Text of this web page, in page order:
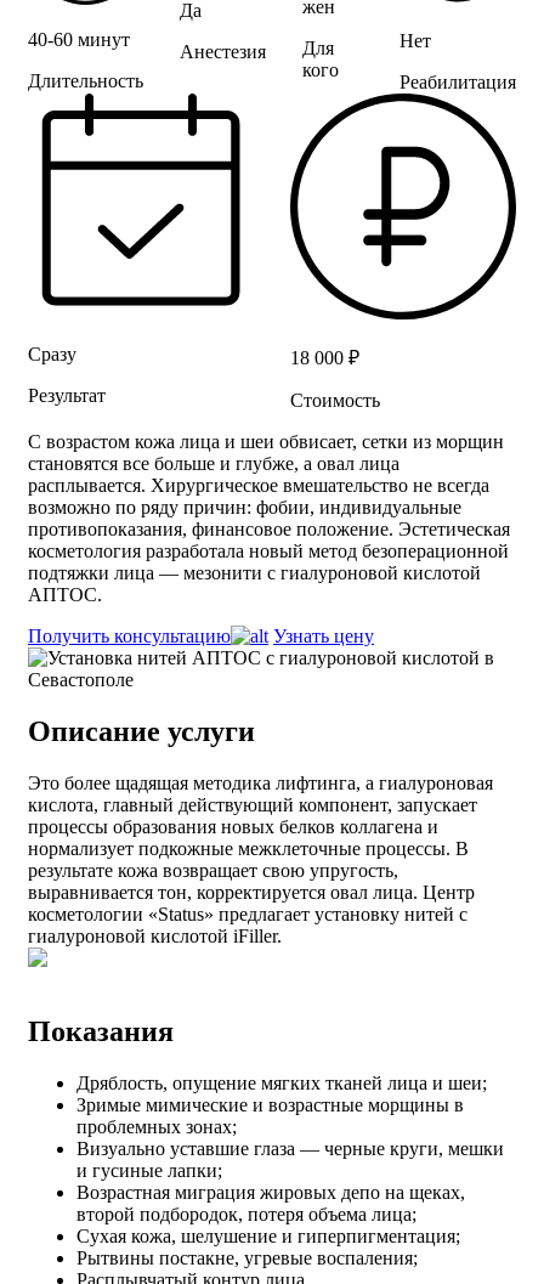
40-60 минут
Длительность
Да
Анестезия
жен
Для
кого
Нет
Реабилитация
Сразу
Результат
18 000 ₽
Стоимость
С возрастом кожа лица и шеи обвисает, сетки из морщин
становятся все больше и глубже, а овал лица
расплывается. Хирургическое вмешательство не всегда
возможно по ряду причин: фобии, индивидуальные
противопоказания, финансовое положение. Эстетическая
косметология разработала новый метод безоперационной
подтяжки лица — мезонити с гиалуроновой кислотой
АПТОС.
Получить консультацию
Узнать цену
Описание услуги
Это более щадящая методика лифтинга, а гиалуроновая
кислота, главный действующий компонент, запускает
процессы образования новых белков коллагена и
нормализует подкожные межклеточные процессы. В
результате кожа возвращает свою упругость,
выравнивается тон, корректируется овал лица. Центр
косметологии «Status» предлагает установку нитей с
гиалуроновой кислотой iFiller.
Показания
Дряблость, опущение мягких тканей лица и шеи;
Зримые мимические и возрастные морщины в
проблемных зонах;
Визуально уставшие глаза — черные круги, мешки
и гусиные лапки;
Возрастная миграция жировых депо на щеках,
второй подбородок, потеря объема лица;
Сухая кожа, шелушение и гиперпигментация;
Рытвины постакне, угревые воспаления;
Расплывчатый контур лица.